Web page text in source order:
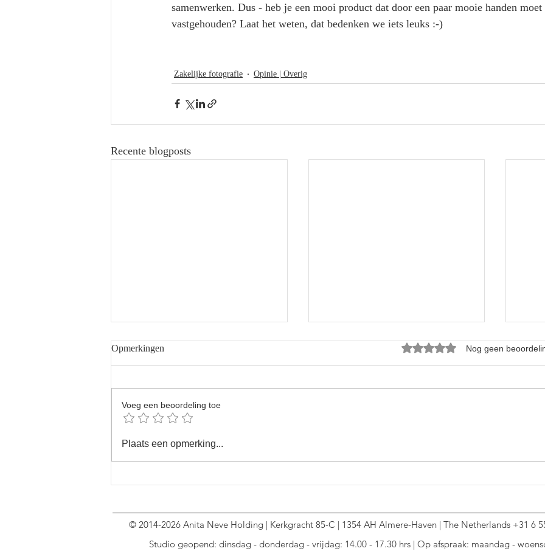
samenwerken. Dus - heb je een mooi product dat door een paar mooie handen moet
vastgehouden? Laat het weten, dat bedenken we iets leuks :-)
Zakelijke fotografie Opinie | Overig
Recente blogposts
Het Geheim van Authentieke
Opmerkingen Beoordeeld met 0 uit 5 sterren.
Nog geen
Voeg een beoordeling toe
Plaats een opmerking...
© 2014-2026 Anita Neve Holding | Kerkgracht 85-C | 1354 AH Almere-Haven | The Netherlands +31 6
Studio geopend: dinsdag - donderdag - vrijdag: 14.00 - 17.30 hrs | Op afspraak: maandag -